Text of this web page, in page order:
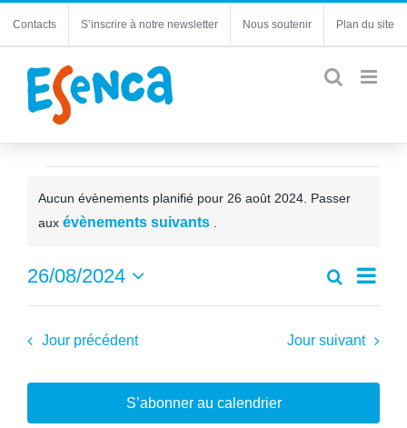
Contacts S’inscrire à notre newsletter Nous soutenir Plan du site
for
août
2024
Notice
Aucun évènements planifié pour 26 août 2024. Passer
aux évènements suivants
et
vues
Recherche
Jour
26/08/2024
Sélectionnez
date.
Jour précédent Jour suivant
S’abonner au calendrier